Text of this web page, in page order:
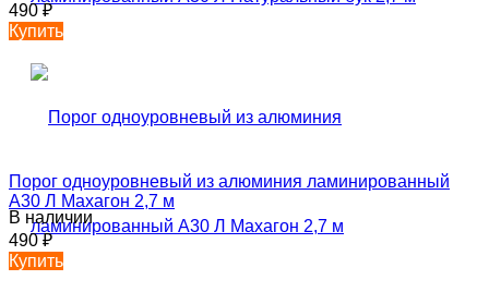
490₽
Купить
Порог одноуровневый из алюминия ламинированный
А30 Л Махагон 2,7 м
В наличии
490₽
Купить